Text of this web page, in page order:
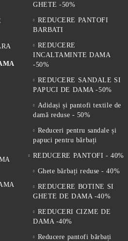
GHETE -50%
REDUCERE PANTOFI
BARBATI
REDUCERE
INCALTAMINTE DAMA
-50%
REDUCERE SANDALE SI
PAPUCI DE DAMA -50%
Adidași și pantofi textile de
damă reduse - 50%
Reduceri pentru sandale și
papuci pentru bărbați
REDUCERE PANTOFI - 40%
Ghete bărbați reduse - 40%
REDUCERE BOTINE SI
GHETE DE DAMA -40%
REDUCERI CIZME DE
DAMA -40%
Reducere pantofi bărbați